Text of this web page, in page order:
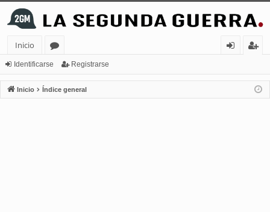
Inicio
or
os
nt
ifi
ist
ra
Identificarse Registrarse
Inicio Índice general